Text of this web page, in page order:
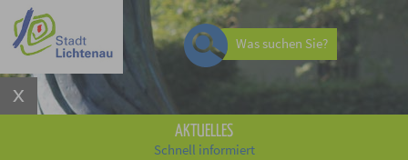
Was suchen Sie?
AKTUELLES
Schnell informiert